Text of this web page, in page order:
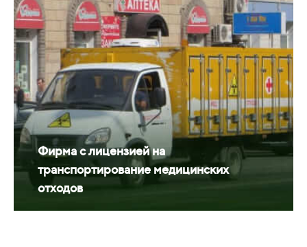
Фирма с лицензией на
транспортирование медицинских
отходов